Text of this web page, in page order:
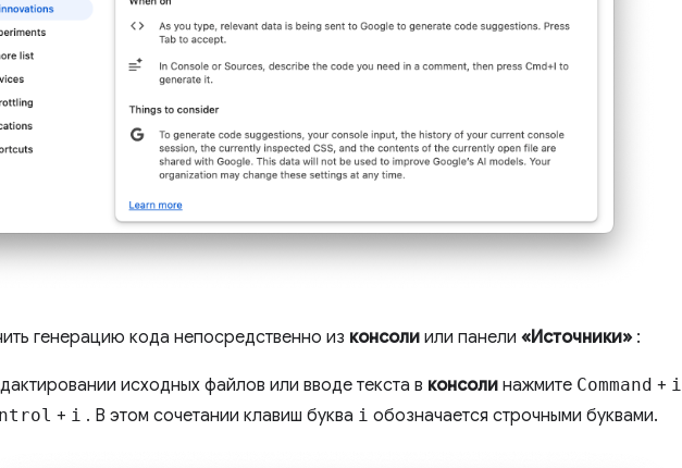
генерацию кода непосредственно из консоли или панели «Источники» :
исходных файлов или вводе текста в консоли нажмите Command + i
+ i . В этом сочетании клавиш буква i обозначается строчными буквами.